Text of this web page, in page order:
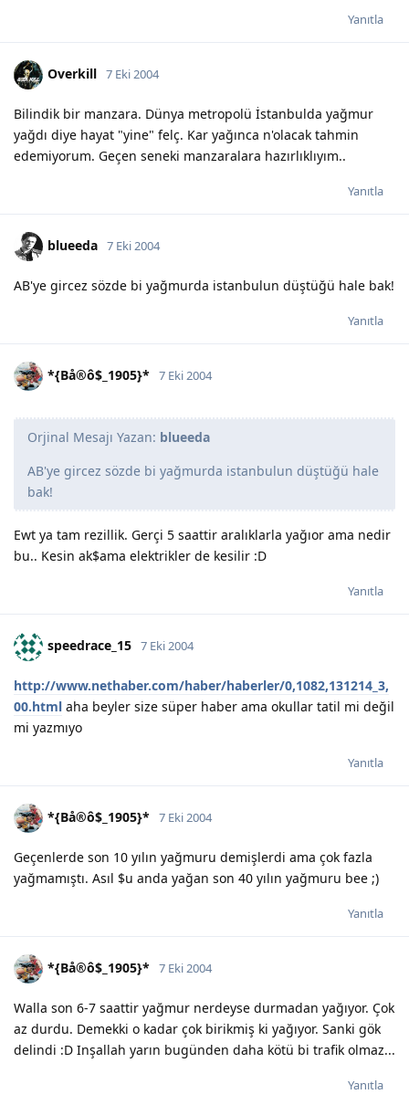
Yanıtla
Overkill 7 Eki 2004
Bilindik bir manzara. Dünya metropolü İstanbulda yağmur
yağdı diye hayat "yine" felç. Kar yağınca n'olacak tahmin
edemiyorum. Geçen seneki manzaralara hazırlıklıyım..
Yanıtla
blueeda 7 Eki 2004
AB'ye gircez sözde bi yağmurda istanbulun düştüğü hale bak!
Yanıtla
*{Bå®ô$_1905}* 7 Eki 2004
Orjinal Mesajı Yazan: blueeda
AB'ye gircez sözde bi yağmurda istanbulun düştüğü hale
bak!
Ewt ya tam rezillik. Gerçi 5 saattir aralıklarla yağıor ama nedir
bu.. Kesin ak$ama elektrikler de kesilir :D
Yanıtla
speedrace_15 7 Eki 2004
http://www.nethaber.com/haber/haberler/0,1082,131214_3,
00.html aha beyler size süper haber ama okullar tatil mi değil
mi yazmıyo
Yanıtla
*{Bå®ô$_1905}* 7 Eki 2004
Geçenlerde son 10 yılın yağmuru demişlerdi ama çok fazla
yağmamıştı. Asıl $u anda yağan son 40 yılın yağmuru bee ;)
Yanıtla
*{Bå®ô$_1905}* 7 Eki 2004
Walla son 6-7 saattir yağmur nerdeyse durmadan yağıyor. Çok
az durdu. Demekki o kadar çok birikmiş ki yağıyor. Sanki gök
delindi :D Inşallah yarın bugünden daha kötü bi trafik olmaz...
Yanıtla